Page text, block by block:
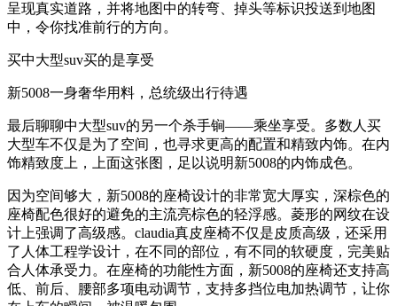
呈现真实道路，并将地图中的转弯、掉头等标识投送到地图
中，令你找准前行的方向。
买中大型suv买的是享受
新5008一身奢华用料，总统级出行待遇
最后聊聊中大型suv的另一个杀手锏——乘坐享受。多数人买
大型车不仅是为了空间，也寻求更高的配置和精致内饰。在内
饰精致度上，上面这张图，足以说明新5008的内饰成色。
因为空间够大，新5008的座椅设计的非常宽大厚实，深棕色的
座椅配色很好的避免的主流亮棕色的轻浮感。菱形的网纹在设
计上强调了高级感。claudia真皮座椅不仅是皮质高级，还采用
了人体工程学设计，在不同的部位，有不同的软硬度，完美贴
合人体承受力。在座椅的功能性方面，新5008的座椅还支持高
低、前后、腰部多项电动调节，支持多挡位电加热调节，让你